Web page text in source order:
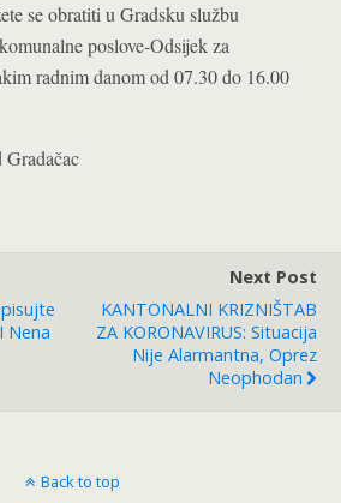
se obratiti u Gradsku službu
poslove-Odsijek za
radnim danom od 07.30 do 16.00
Gradačac
Nena
Next Post
KANTONALNI KRIZNIŠTAB
ZA KORONAVIRUS: Situacija
Nije Alarmantna, Oprez
Neophodan
Back to top